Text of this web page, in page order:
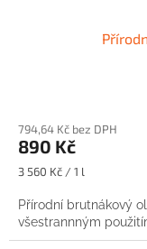
794,64 Kč bez DPH
890 Kč
Měrná
3 560 Kč / 1 l
Přírodní brutnákový
všestrannným